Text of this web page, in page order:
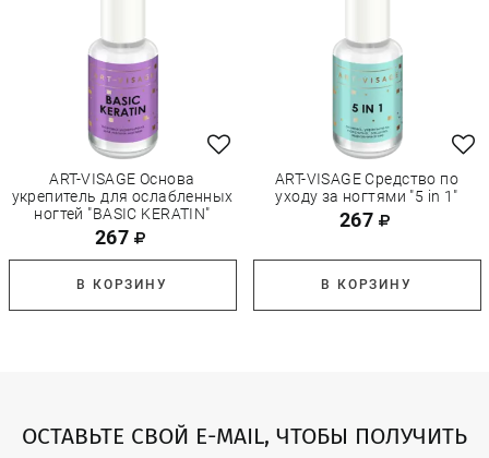
ART-VISAGE Основа
укрепитель для ослабленных
ногтей "BASIC KERATIN"
267
В КОРЗИНУ
ART-VISAGE Средство по
уходу за ногтями "5 in 1"
267
В КОРЗИНУ
ОСТАВЬТЕ СВОЙ E-MAIL, ЧТОБЫ ПОЛУЧИТЬ